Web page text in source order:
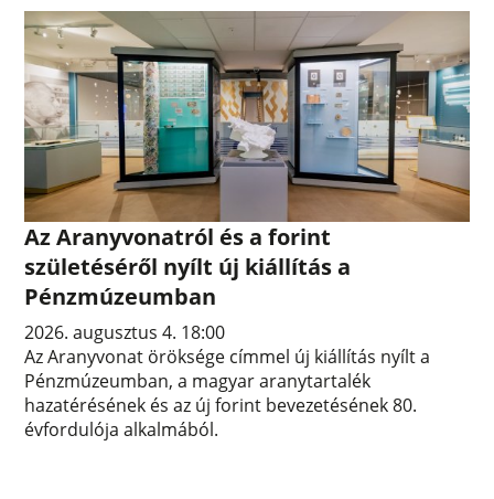
Az Aranyvonatról és a forint
születéséről nyílt új kiállítás a
Pénzmúzeumban
2026. augusztus 4. 18:00
Az Aranyvonat öröksége címmel új kiállítás nyílt a
Pénzmúzeumban, a magyar aranytartalék
hazatérésének és az új forint bevezetésének 80.
évfordulója alkalmából.